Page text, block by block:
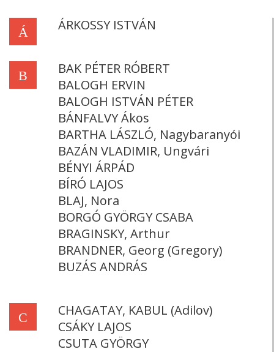
Á ÁRKOSSY ISTVÁN
B
BAK PÉTER RÓBERT
BALOGH ERVIN
BALOGH ISTVÁN PÉTER
BÁNFALVY Ákos
BARTHA LÁSZLÓ, Nagybaranyói
BAZÁN VLADIMIR, Ungvári
BÉNYI ÁRPÁD
BÍRÓ LAJOS
BLAJ, Nora
BORGÓ GYÖRGY CSABA
BRAGINSKY, Arthur
BRANDNER, Georg (Gregory)
BUZÁS ANDRÁS
C
CHAGATAY, KABUL (Adilov)
CSÁKY LAJOS
CSUTA GYÖRGY